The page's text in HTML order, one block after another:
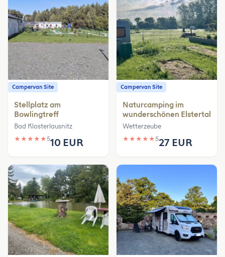
Campervan Site
Stellplatz am
Bowlingtreff
Bad Klosterlausnitz
★ ★ ★ ★ ★510 EUR
Campervan Site
Naturcamping im
wunderschönen Elstertal
Wetterzeube
★ ★ ★ ★ ★527 EUR